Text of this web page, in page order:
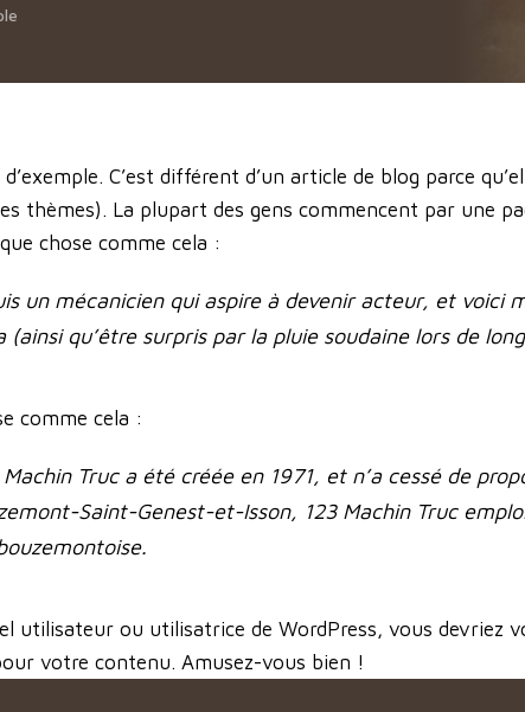
d’exemple. C’est différent d’un article de blog parce
thèmes). La plupart des gens commencent par une
chose comme cela :
un mécanicien qui aspire à devenir acteur, et voici
(ainsi qu’être surpris par la pluie soudaine lors de
comme cela :
Truc a été créée en 1971, et n’a cessé de
Saint-Genest-et-Isson, 123 Machin Truc
utilisateur ou utilisatrice de WordPress, vous devriez
votre contenu. Amusez-vous bien !